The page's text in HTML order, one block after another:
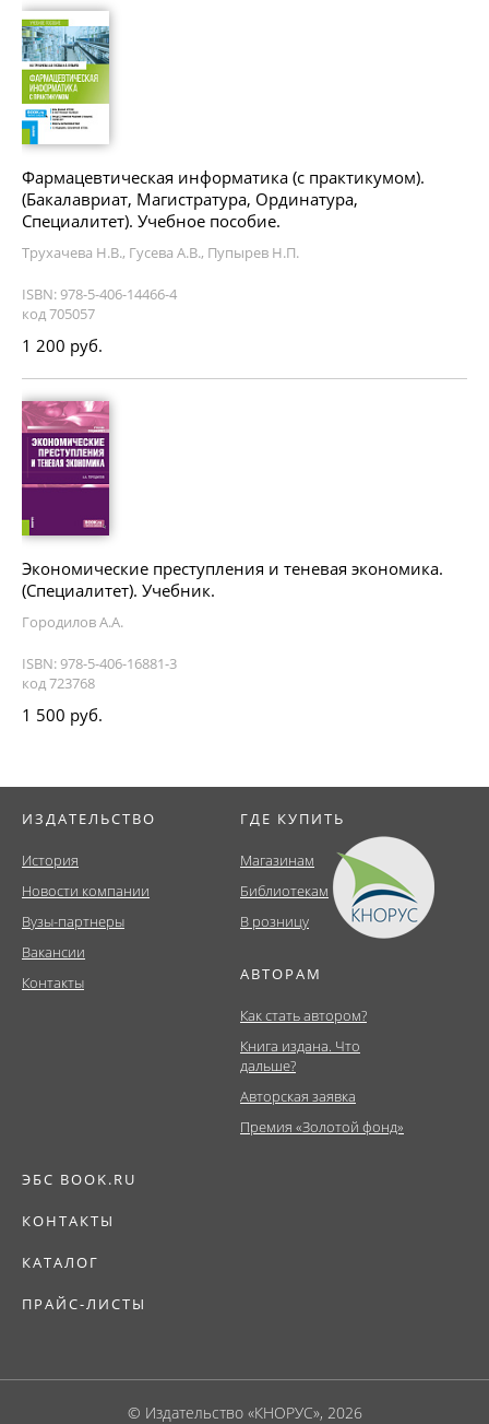
Фармацевтическая информатика (с практикумом).
(Бакалавриат, Магистратура, Ординатура,
Специалитет). Учебное пособие.
Трухачева Н.В., Гусева А.В., Пупырев Н.П.
ISBN: 978-5-406-14466-4
код 705057
1 200 руб.
Экономические преступления и теневая экономика.
(Специалитет). Учебник.
Городилов А.А.
ISBN: 978-5-406-16881-3
код 723768
1 500 руб.
ИЗДАТЕЛЬСТВО
История
Новости компании
Вузы-партнеры
Вакансии
Контакты
ГДЕ КУПИТЬ
Магазинам
Библиотекам
В розницу
АВТОРАМ
Как стать автором?
Книга издана. Что
дальше?
Авторская заявка
Премия «Золотой фонд»
ЭБС BOOK.RU
КОНТАКТЫ
КАТАЛОГ
ПРАЙС-ЛИСТЫ
© Издательство «КНОРУС», 2026